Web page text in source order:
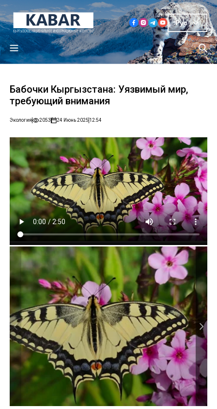
Рус
Бабочки Кыргызстана: Уязвимый мир,
требующий внимания
Экология 2053 24 Июнь 2025 12:54